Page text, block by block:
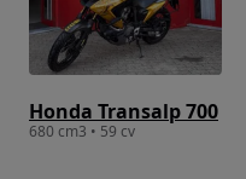
Honda Transalp 700
680 cm3 • 59 cv